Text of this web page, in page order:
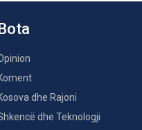
dhe Rajoni
dhe Teknologji